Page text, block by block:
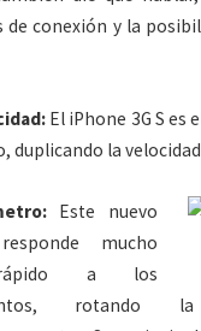
de conexión y la
El iPhone 3G S es
duplicando la
Este nuevo
mucho
a los
rotando